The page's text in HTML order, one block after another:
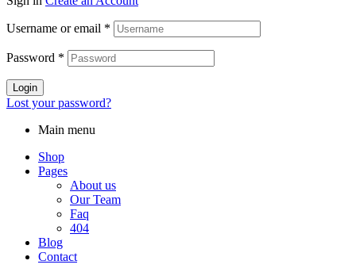
Username or email *
Password *
Login
Lost your password?
Main menu
Shop
Pages
About us
Our Team
Faq
404
Blog
Contact